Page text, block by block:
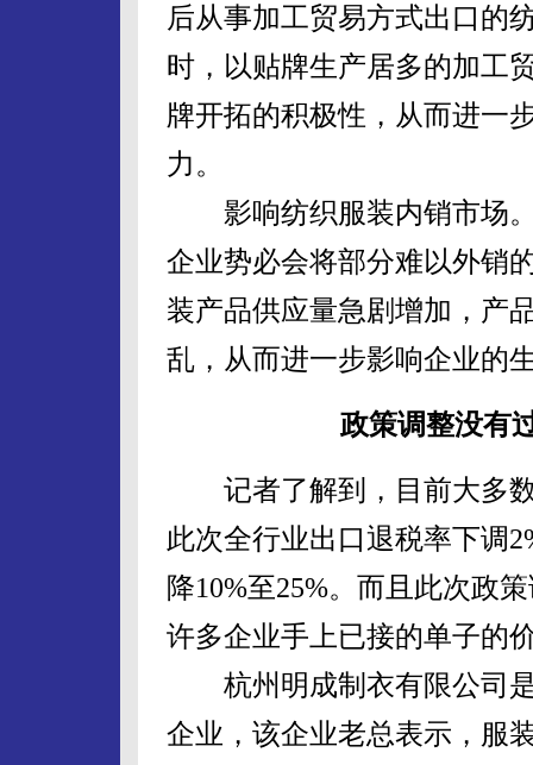
后从事加工贸易方式出口的
时，以贴牌生产居多的加工
牌开拓的积极性，从而进一
力。
影响纺织服装内销市场。
企业势必会将部分难以外销
装产品供应量急剧增加，产
乱，从而进一步影响企业的
政策调整没有
记者了解到，目前大多数
此次全行业出口退税率下调
降10%至25%。而且此次政
许多企业手上已接的单子的
杭州明成制衣有限公司是
企业，该企业老总表示，服